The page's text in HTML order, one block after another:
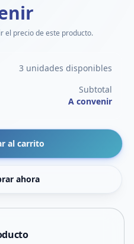
el precio de este producto.
3 unidades disponibles
Subtotal
A convenir
al carrito
ahora